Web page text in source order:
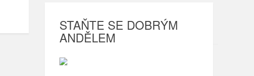
STAŇTE SE DOBRÝM
ANDĚLEM